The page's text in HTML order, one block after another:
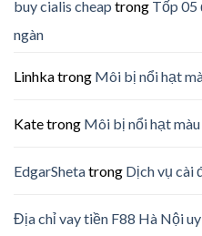
buy cialis cheap trong Tốp 05
ngàn
Linhkatrong Môi bị nổi hạt
Katetrong Môi bị nổi hạt
EdgarShetatrong Dịch vụ cài
Địa chỉ vay tiền F88 Hà Nội